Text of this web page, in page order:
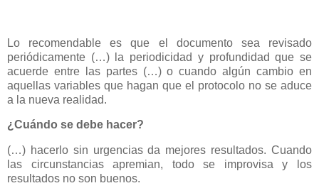
Lo recomendable es que el documento sea revisado
periódicamente (…) la periodicidad y profundidad que se
acuerde entre las partes (…) o cuando algún cambio en
aquellas variables que hagan que el protocolo no se aduce
a la nueva realidad.
¿Cuándo se debe hacer?
(…) hacerlo sin urgencias da mejores resultados. Cuando
las circunstancias apremian, todo se improvisa y los
resultados no son buenos.